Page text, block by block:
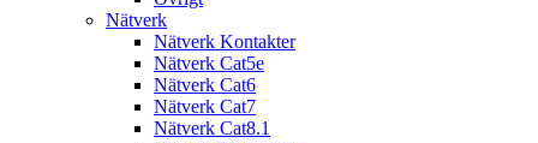
Nätverk
Nätverk Kontakter
Nätverk Cat5e
Nätverk Cat6
Nätverk Cat7
Nätverk Cat8.1